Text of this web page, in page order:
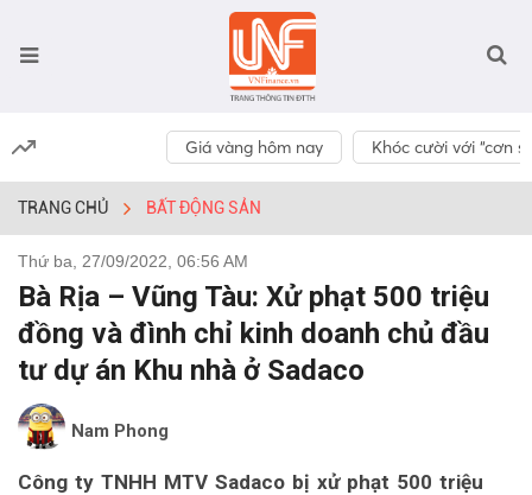
Giá vàng hôm nay Khóc cười với “cơn
TRANG CHỦ BẤT ĐỘNG SẢN
Thứ ba, 27/09/2022, 06:56 AM
Bà Rịa – Vũng Tàu: Xử phạt 500 triệu
đồng và đình chỉ kinh doanh chủ đầu
tư dự án Khu nhà ở Sadaco
Nam Phong
Công ty TNHH MTV Sadaco bị xử phạt 500 triệu